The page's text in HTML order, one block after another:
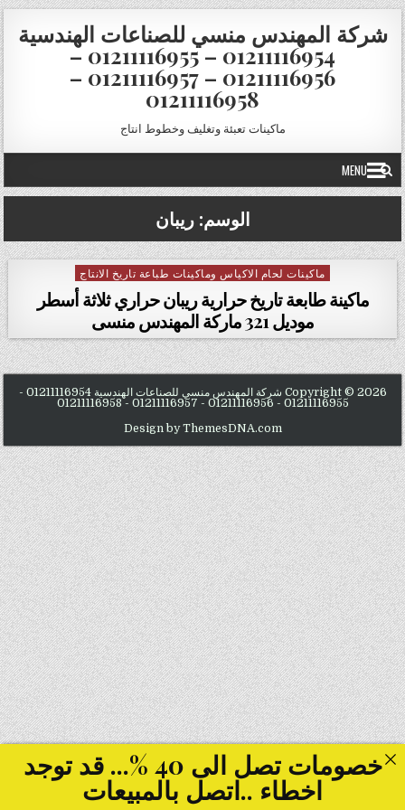
Skip to content
شركة المهندس منسي للصناعات الهندسية
01211116954 – 01211116955 –
01211116956 – 01211116957 –
01211116958
ماكينات تعبئة وتغليف وخطوط انتاج
MENU
الوسم:ريبان
Posted in
ماكينات لحام الاكياس وماكينات طباعة تاريخ الانتاج
ماكينة طابعة تاريخ حرارية ريبان حراري ثلاثة أسطر
موديل 321 ماركة المهندس منسى
Copyright © 2026 شركة المهندس منسي للصناعات الهندسية 01211116954 -
01211116955 - 01211116956 - 01211116957 - 01211116958
Design by ThemesDNA.com
خصومات تصل الى 40 %... قد توجد
اخطاء ..اتصل بالمبيعات